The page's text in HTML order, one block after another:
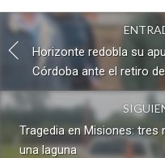
Horizonte redobla su
Córdoba ante el retiro
Tragedia en Misiones: tres
una laguna